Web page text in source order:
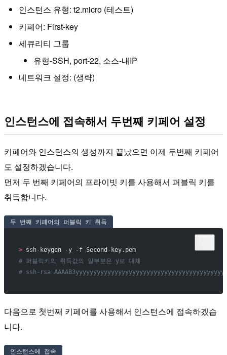
인스턴스 유형: t2.micro (테스트)
키페어: First-key
세큐리티 그룹
유형-SSH, port-22, 소스-내IP
네트워크 설정: (생략)
인스턴스에 접속해서 두번째 키페어 설정
키페어와 인스턴스의 생성까지 끝났으면 이제 두번째 키페어
도 설정하겠습니다.
먼저 두 번째 키페어의 프라이빗 키를 사용해서 퍼블릭 키를
취득합니다.
두 번째 키페어의 퍼블릭 키 취득
> ssh-keygen -y -f Second-key.pem
# 퍼블릭키의 취득값의 일부분은 y로 대체
# ssh-rsa
다음으로 첫번째 키페어를 사용해서 인스턴스에 접속하겠습
니다.
인스턴스에 접속